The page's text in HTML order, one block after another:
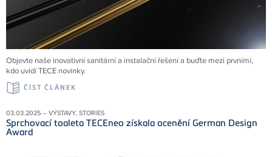
Objevte naše inovativní sanitární a instalační řešení a buďte mezi prvními,
kdo uvidí TECE novinky.
ČÍST ČLÁNEK
03.03.2025 – VÝSTAVY, STORIES
Sprchovací toaleta TECEneo získala ocenění German Design
Award